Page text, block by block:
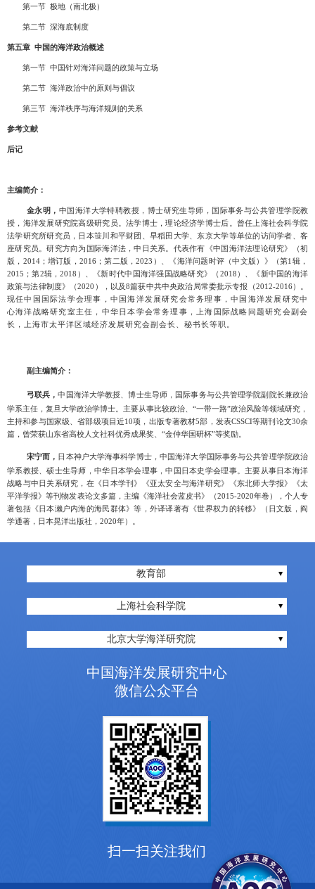
第一节 极地（南北极）
第二节 深海底制度
第五章 中国的海洋政治概述
第一节 中国针对海洋问题的政策与立场
第二节 海洋政治中的原则与倡议
第三节 海洋秩序与海洋规则的关系
参考文献
后记
主编简介：
金永明， 中国海洋大学特聘教授，博士研究生导师，国际事务与公共管理学院教
授，海洋发展研究院高级研究员。法学博士，理论经济学博士后。曾任上海社会科学院
法学研究所研究员，日本笹川和平财团、早稻田大学、东京大学等单位的访问学者、客
座研究员。研究方向为国际海洋法，中日关系。代表作有《中国海洋法理论研究》（初
版， 2014；增订版， 2016；第二版，2023 ）、《海洋问题时评（中文版）》（第1辑，
2015 ；第2辑，2018 ）、《新时代中国海洋强国战略研究》（ 2018 ）、《新中国的海洋
政策与法律制度》（2020 ），以及8篇获中共中央政治局常委批示专报（2012-2016）。
现任中国国际法学会理事，中国海洋发展研究会常务理事，中国海洋发展研究中
心海洋战略研究室主任，中华日本学会常务理事，上海国际战略问题研究会副会
长，上海市太平洋区域经济发展研究会副会长、秘书长等职。
副主编简介：
弓联兵，中国海洋大学教授、博士生导师，国际事务与公共管理学院副院长兼政治
学系主任，复旦大学政治学博士。主要从事比较政治、“一带一路”政治风险等领域研究，
主持和参与国家级、省部级项目近10项，出版专著教材5部，发表CSSCI等期刊论文30余
篇，曾荣获山东省高校人文社科优秀成果奖、“金仲华国研杯”等奖励。
宋宁而， 日本神户大学海事科学博士，中国海洋大学国际事务与公共管理学院政治
学系教授、硕士生导师，中华日本学会理事，中国日本史学会理事。主要从事日本海洋
战略与中日关系研究，在《日本学刊》《亚太安全与海洋研究》《东北师大学报》《太
平洋学报》等刊物发表论文多篇，主编《海洋社会蓝皮书》（2015-2020年卷），个人专
著包括《日本濑户内海的海民群体》等，外译译著有《世界权力的转移》（日文版，阎
学通著，日本晃洋出版社， 2020年）。
教育部
上海社会科学院
北京大学海洋研究院
中国海洋发展研究中心
微信公众平台
扫一扫关注我们